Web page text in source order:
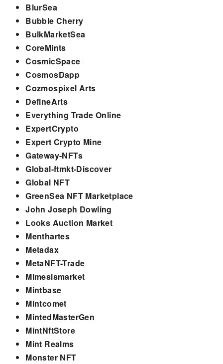
BlurSea
Bubble Cherry
BulkMarketSea
CoreMints
CosmicSpace
CosmosDapp
Cozmospixel Arts
DefineArts
Everything Trade Online
ExpertCrypto
Expert Crypto Mine
Gateway-NFTs
Global-ftmkt-Discover
Global NFT
GreenSea NFT Marketplace
John Joseph Dowling
Looks Auction Market
Menthartes
Metadax
MetaNFT-Trade
Mimesismarket
Mintbase
Mintcomet
MintedMasterGen
MintNftStore
Mint Realms
Monster NFT